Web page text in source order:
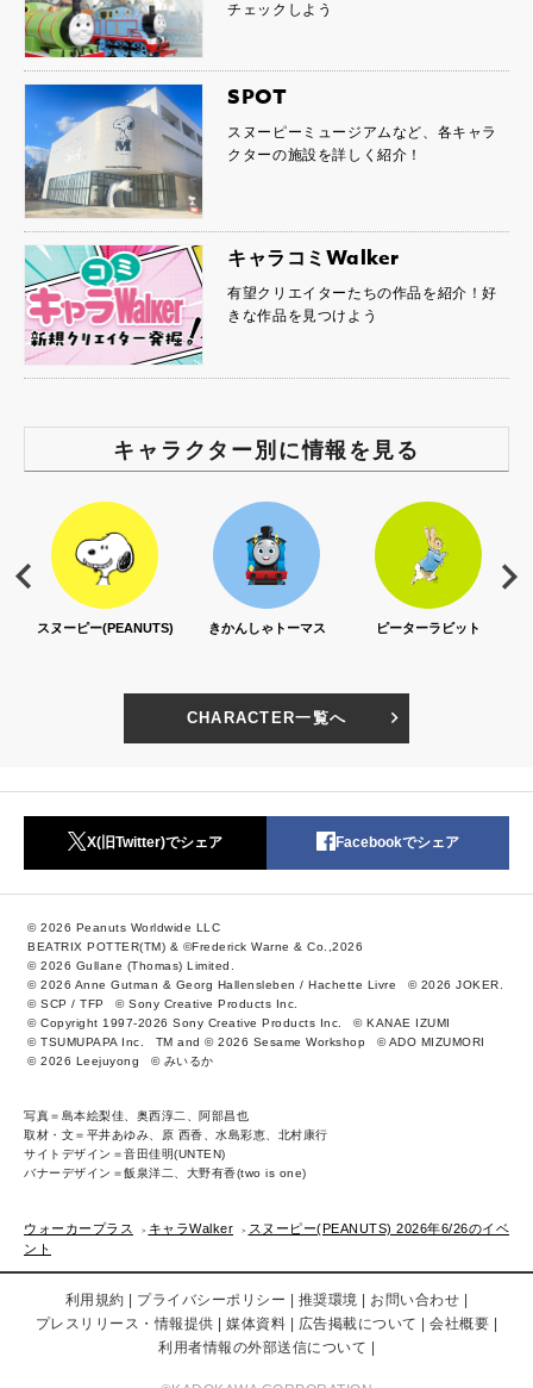
チェックしよう
SPOT
スヌーピーミュージアムなど、各キャラ
クターの施設を詳しく紹介！
キャラコミWalker
有望クリエイターたちの作品を紹介！好
きな作品を見つけよう
キャラクター別に情報を見る
スヌーピー(PEANUTS) きかんしゃトーマス ピーターラビット
CHARACTER一覧へ
X(旧Twitter)でシェア Facebookでシェア
© 2026 Peanuts Worldwide LLC
BEATRIX POTTER(TM) & ©Frederick Warne & Co.,2026
© 2026 Gullane (Thomas) Limited.
© 2026 Anne Gutman & Georg Hallensleben / Hachette Livre
© 2026 JOKER.
© SCP / TFP
© Sony Creative Products Inc.
© Copyright 1997-2026 Sony Creative Products Inc.
© KANAE IZUMI
© TSUMUPAPA Inc.
TM and © 2026 Sesame Workshop
© ADO MIZUMORI
© 2026 Leejuyong
© みいるか
写真＝島本絵梨佳、奥西淳二、阿部昌也
取材・文＝平井あゆみ、原 西香、水島彩恵、北村康行
サイトデザイン＝音田佳明(UNTEN)
バナーデザイン＝飯泉洋二、大野有香(two is one)
ウォーカープラス キャラWalker
スヌーピー(PEANUTS) 2026年6/26のイベ
ント
利用規約 プライバシーポリシー 推奨環境
お問い合わせ
プレスリリース・情報提供
媒体資料 広告掲載について
会社概要
利用者情報の外部送信について